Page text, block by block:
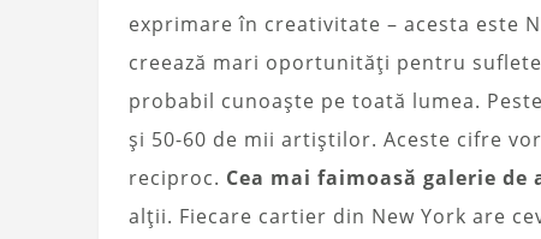
exprimare în creativitate – acesta este
creează mari oportunități pentru
probabil cunoaște pe toată lumea.
și 50-60 de mii artiștilor. Aceste cifre
reciproc. Cea mai faimoasă galerie de
alții. Fiecare cartier din New York are